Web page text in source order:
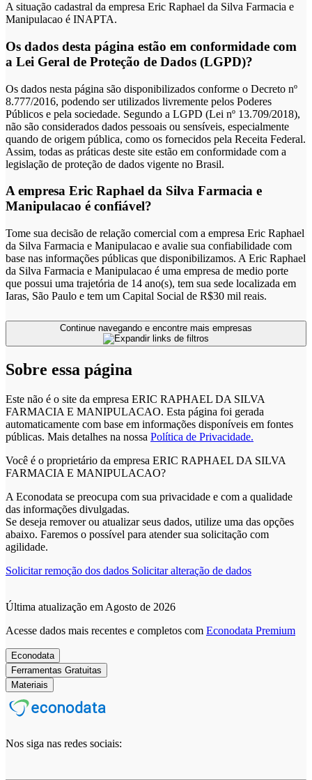
A situação cadastral da empresa Eric Raphael da Silva Farmacia e
Manipulacao é INAPTA.
Os dados desta página estão em conformidade com
a Lei Geral de Proteção de Dados (LGPD)?
Os dados nesta página são disponibilizados conforme o Decreto nº
8.777/2016, podendo ser utilizados livremente pelos Poderes
Públicos e pela sociedade. Segundo a LGPD (Lei nº 13.709/2018),
não são considerados dados pessoais ou sensíveis, especialmente
quando de origem pública, como os fornecidos pela Receita Federal.
Assim, todas as práticas deste site estão em conformidade com a
legislação de proteção de dados vigente no Brasil.
A empresa Eric Raphael da Silva Farmacia e
Manipulacao é confiável?
Tome sua decisão de relação comercial com a empresa Eric Raphael
da Silva Farmacia e Manipulacao e avalie sua confiabilidade com
base nas informações públicas que disponibilizamos. A Eric Raphael
da Silva Farmacia e Manipulacao é uma empresa de medio porte
que possui uma trajetória de 14 ano(s), tem sua sede localizada em
Iaras, São Paulo e tem um Capital Social de R$30 mil reais.
Sobre essa página
Este não é o site da empresa ERIC RAPHAEL DA SILVA
FARMACIA E MANIPULACAO. Esta página foi gerada
automaticamente com base em informações disponíveis em fontes
públicas. Mais detalhes na nossa Política de Privacidade.
Você é o proprietário da empresa ERIC RAPHAEL DA SILVA
FARMACIA E MANIPULACAO?
A Econodata se preocupa com sua privacidade e com a qualidade
das informações divulgadas.
Se deseja remover ou atualizar seus dados, utilize uma das opções
abaixo. Faremos o possível para atender sua solicitação com
agilidade.
Solicitar remoção dos dados Solicitar alteração de dados
Última atualização em Agosto de 2026
Acesse dados mais recentes e completos com Econodata Premium
Econodata
Ferramentas Gratuitas
Materiais
Nos siga nas redes sociais: